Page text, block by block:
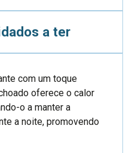
a ter
com um toque
oferece o calor
o a manter a
a noite, promovendo